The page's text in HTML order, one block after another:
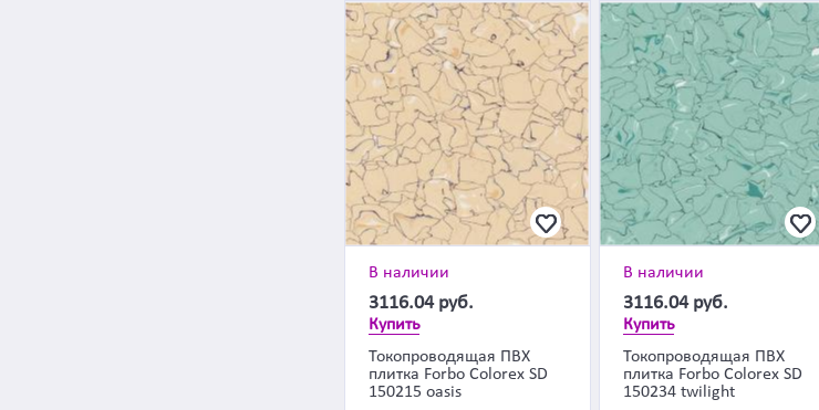
В наличии
3116.04 руб.
Купить
Токопроводящая ПВХ
плитка Forbo Colorex SD
150215 oasis
В наличии
3116.04 руб.
Купить
Токопроводящая ПВХ
плитка Forbo Colorex SD
150234 twilight